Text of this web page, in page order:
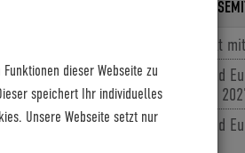
dieser Webseite zu
speichert Ihr individuelles
Unsere Webseite setzt nur
LETZTE
Coboc blickt
Cyclingworld
concept for
Cyclingworld